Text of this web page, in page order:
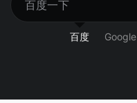
百度 Google